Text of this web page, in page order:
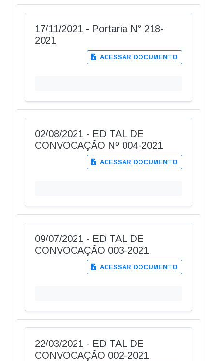
17/11/2021 - Portaria N° 218-
2021
ACESSAR DOCUMENTO
02/08/2021 - EDITAL DE
CONVOCAÇÃO Nº 004-2021
ACESSAR DOCUMENTO
09/07/2021 - EDITAL DE
CONVOCAÇÃO 003-2021
ACESSAR DOCUMENTO
22/03/2021 - EDITAL DE
CONVOCAÇÃO 002-2021